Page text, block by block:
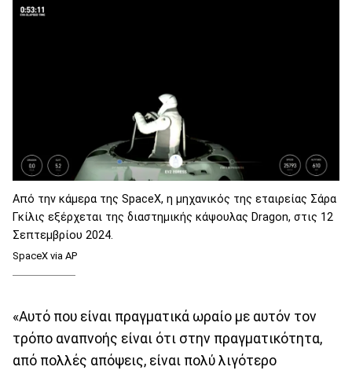
Από την κάμερα της SpaceX, η μηχανικός της εταιρείας Σάρα
Γκίλις εξέρχεται της διαστημικής κάψουλας Dragon, στις 12
Σεπτεμβρίου 2024.
SpaceX via AP
«Αυτό που είναι πραγματικά ωραίο με αυτόν τον
τρόπο αναπνοής είναι ότι στην πραγματικότητα,
από πολλές απόψεις, είναι πολύ λιγότερο